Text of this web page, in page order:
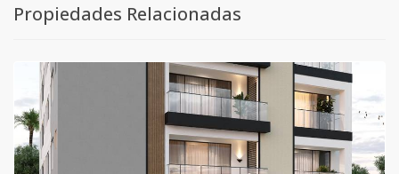
Propiedades Relacionadas